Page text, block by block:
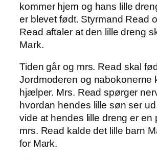
kommer hjem og hans lille
er blevet født. Styrmand Read
Read aftaler at den lille dreng
Mark.
Tiden går og mrs. Read skal
Jordmoderen og nabokonerne
hjælper. Mrs. Read spørger
hvordan hendes lille søn ser
vide at hendes lille dreng er en
mrs. Read kalde det lille barn
for Mark.